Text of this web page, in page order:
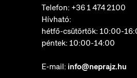
Telefon: +36 1 474 2100
Hívható:
hétfő-csütörtök: 10:00-
péntek: 10:00-14:00
E-mail: info@neprajz.hu